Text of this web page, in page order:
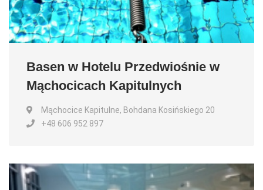
Basen w Hotelu Przedwiośnie w
Mąchocicach Kapitulnych
Mąchocice Kapitulne, Bohdana Kosińskiego 20
+48 606 952 897